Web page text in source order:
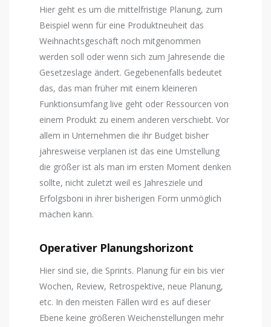
Hier geht es um die mittelfristige Planung, zum
Beispiel wenn für eine Produktneuheit das
Weihnachtsgeschäft noch mitgenommen
werden soll oder wenn sich zum Jahresende die
Gesetzeslage ändert. Gegebenenfalls bedeutet
das, das man früher mit einem kleineren
Funktionsumfang live geht oder Ressourcen von
einem Produkt zu einem anderen verschiebt. Vor
allem in Unternehmen die ihr Budget bisher
jahresweise verplanen ist das eine Umstellung
die größer ist als man im ersten Moment denken
sollte, nicht zuletzt weil es Jahresziele und
Erfolgsboni in ihrer bisherigen Form unmöglich
machen kann.
Operativer Planungshorizont
Hier sind sie, die Sprints. Planung für ein bis vier
Wochen, Review, Retrospektive, neue Planung,
etc. In den meisten Fällen wird es auf dieser
Ebene keine größeren Weichenstellungen mehr